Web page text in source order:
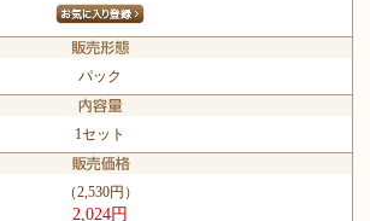
パック
1セット
（2,530円）
2,024円